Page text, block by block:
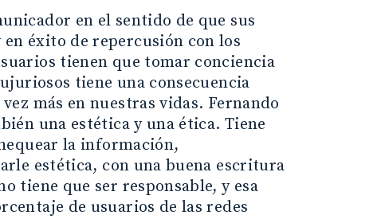
en el sentido de que sus
éxito de repercusión con los
tienen que tomar conciencia
tiene una consecuencia
más en nuestras vidas. Fernando
una estética y una ética. Tiene
la información,
estética, con una buena escritura
tiene que ser responsable, y esa
de usuarios de las redes